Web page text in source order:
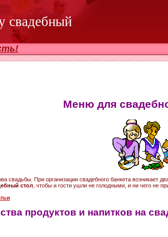
свадебный
Меню для
свадьбы. При организации свадебного банкета возникает
стол, чтобы и гости ушли не голодными, и ни чего не
продуктов и напитков на